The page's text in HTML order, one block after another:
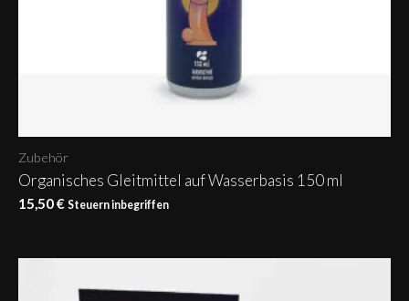
Zubehör
Organisches Gleitmittel auf Wasserbasis 150 ml
15,50€ Steuern inbegriffen